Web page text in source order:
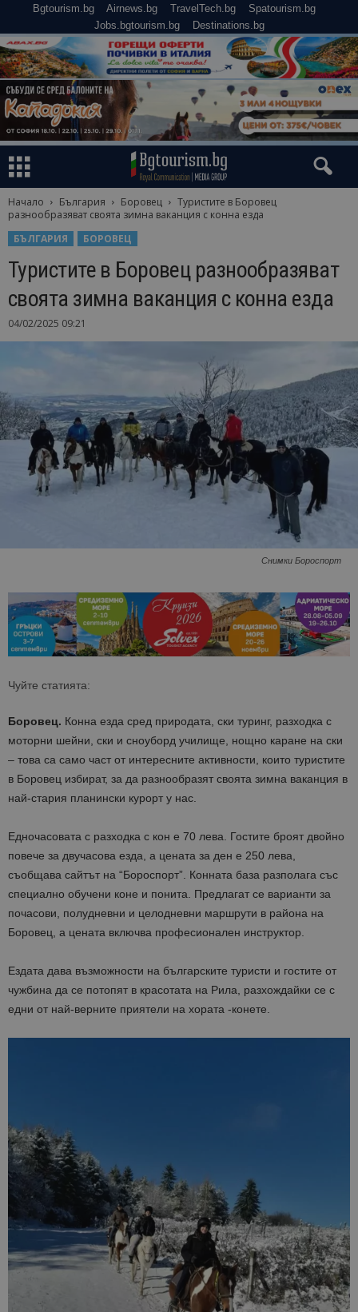
Bgtourism.bg Airnews.bg TravelTech.bg
Spatourism.bg
Jobs.bgtourism.bg
Destinations.bg
Начало България Боровец
Туристите в Боровец
разнообразяват своята зимна ваканция с конна езда
БЪЛГАРИЯ
БОРОВЕЦ
Туристите в Боровец разнообразяват
своята зимна ваканция с конна езда
04/02/2025 09:21
Снимки Бороспорт
Чуйте статията:
Боровец. Конна езда сред природата, ски туринг, разходка с
моторни шейни, ски и сноуборд училище, нощно каране на ски
– това са само част от интересните активности, които туристите
в Боровец избират, за да разнообразят своята зимна ваканция в
най-стария планински курорт у нас.
Едночасовата с разходка с кон е 70 лева. Гостите броят двойно
повече за двучасова езда, а цената за ден е 250 лева,
съобщава сайтът на “Бороспорт”. Конната база разполага със
специално обучени коне и понита. Предлагат се варианти за
почасови, полудневни и целодневни маршрути в района на
Боровец, а цената включва професионален инструктор.
Ездата дава възможности на българските туристи и гостите от
чужбина да се потопят в красотата на Рила, разхождайки се с
едни от най-верните приятели на хората -конете.